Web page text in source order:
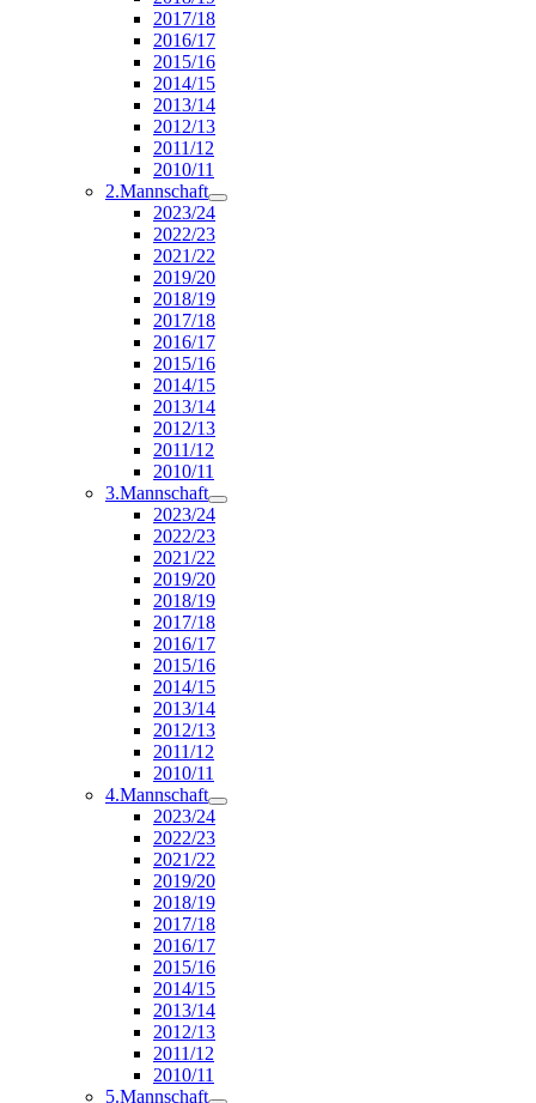
2017/18
2016/17
2015/16
2014/15
2013/14
2012/13
2011/12
2010/11
2.Mannschaft
2023/24
2022/23
2021/22
2019/20
2018/19
2017/18
2016/17
2015/16
2014/15
2013/14
2012/13
2011/12
2010/11
3.Mannschaft
2023/24
2022/23
2021/22
2019/20
2018/19
2017/18
2016/17
2015/16
2014/15
2013/14
2012/13
2011/12
2010/11
4.Mannschaft
2023/24
2022/23
2021/22
2019/20
2018/19
2017/18
2016/17
2015/16
2014/15
2013/14
2012/13
2011/12
2010/11
5.Mannschaft